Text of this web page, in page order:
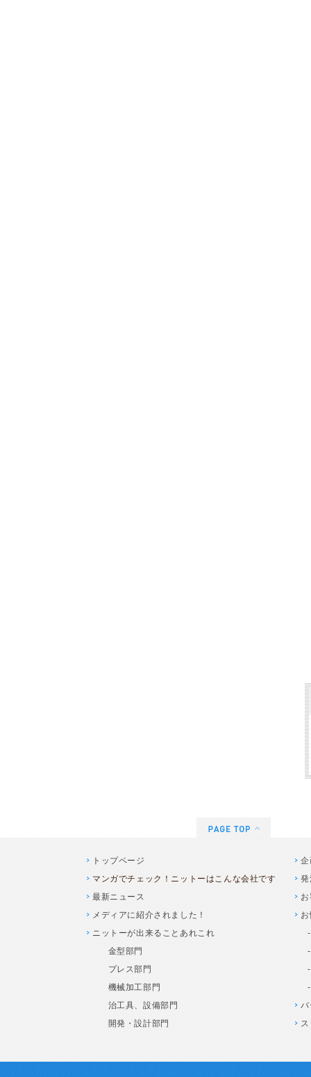
トップページ
マンガでチェック！ニットーはこんな会社です
最新ニュース
メディアに紹介されました！
ニットーが出来ることあれこれ
金型部門
プレス部門
機械加工部門
治工具、設備部門
開発・設計部門
企
発
お
お
バ
ス